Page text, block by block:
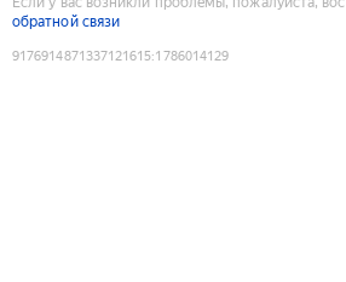
обратной связи
9176914871337121615:1786014129